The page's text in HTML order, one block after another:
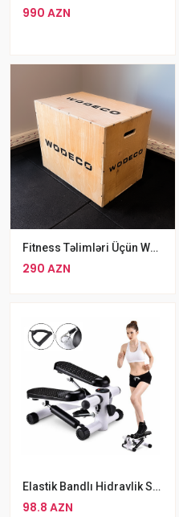
990 AZN
Fitness Təlimləri Üçün Wodeco Outdoor Jump Box
290 AZN
Elastik Bandlı Hidravlik Stepper Mini Step
98.8 AZN